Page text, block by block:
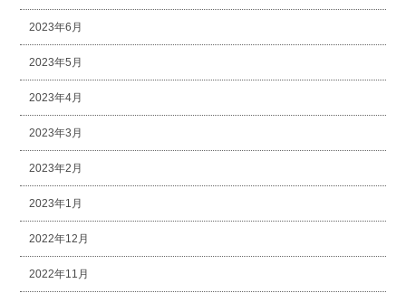
2023年6月
2023年5月
2023年4月
2023年3月
2023年2月
2023年1月
2022年12月
2022年11月